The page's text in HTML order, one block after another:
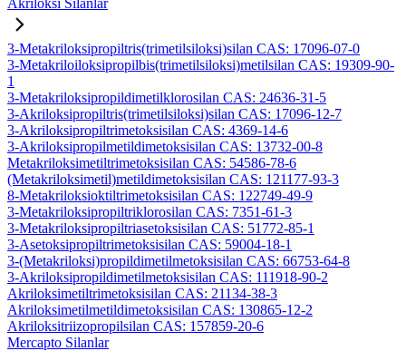
Akriloksi Silanlar
3-Metakriloksipropiltris(trimetilsiloksi)silan CAS: 17096-07-0
3-Metakriloiloksipropilbis(trimetilsiloksi)metilsilan CAS: 19309-90-
1
3-Metakriloksipropildimetilklorosilan CAS: 24636-31-5
3-Akriloksipropiltris(trimetilsiloksi)silan CAS: 17096-12-7
3-Akriloksipropiltrimetoksisilan CAS: 4369-14-6
3-Akriloksipropilmetildimetoksisilan CAS: 13732-00-8
Metakriloksimetiltrimetoksisilan CAS: 54586-78-6
(Metakriloksimetil)metildimetoksisilan CAS: 121177-93-3
8-Metakriloksioktiltrimetoksisilan CAS: 122749-49-9
3-Metakriloksipropiltriklorosilan CAS: 7351-61-3
3-Metakriloksipropiltriasetoksisilan CAS: 51772-85-1
3-Asetoksipropiltrimetoksisilan CAS: 59004-18-1
3-(Metakriloksi)propildimetilmetoksisilan CAS: 66753-64-8
3-Akriloksipropildimetilmetoksisilan CAS: 111918-90-2
Akriloksimetiltrimetoksisilan CAS: 21134-38-3
Akriloksimetilmetildimetoksisilan CAS: 130865-12-2
Akriloksitriizopropilsilan CAS: 157859-20-6
Mercapto Silanlar